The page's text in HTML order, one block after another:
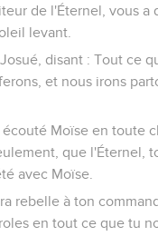
de l'Éternel, vous a
levant.
disant : Tout ce
et nous irons
Moïse en toute
que l'Éternel,
avec Moïse.
rebelle à ton
en tout ce que tu